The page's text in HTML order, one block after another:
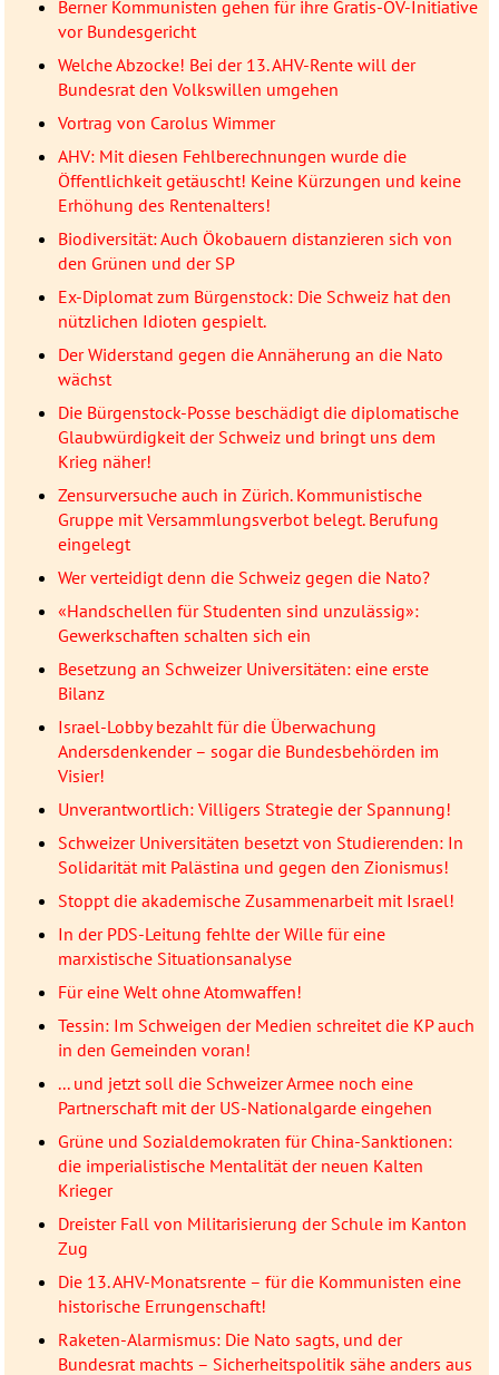
Berner Kommunisten gehen für ihre Gratis-ÖV-Initiative
vor Bundesgericht
Welche Abzocke! Bei der 13. AHV-Rente will der
Bundesrat den Volkswillen umgehen
Vortrag von Carolus Wimmer
AHV: Mit diesen Fehlberechnungen wurde die
Öffentlichkeit getäuscht! Keine Kürzungen und keine
Erhöhung des Rentenalters!
Biodiversität: Auch Ökobauern distanzieren sich von
den Grünen und der SP
Ex-Diplomat zum Bürgenstock: Die Schweiz hat den
nützlichen Idioten gespielt.
Der Widerstand gegen die Annäherung an die Nato
wächst
Die Bürgenstock-Posse beschädigt die diplomatische
Glaubwürdigkeit der Schweiz und bringt uns dem
Krieg näher!
Zensurversuche auch in Zürich. Kommunistische
Gruppe mit Versammlungsverbot belegt. Berufung
eingelegt
Wer verteidigt denn die Schweiz gegen die Nato?
«Handschellen für Studenten sind unzulässig»:
Gewerkschaften schalten sich ein
Besetzung an Schweizer Universitäten: eine erste
Bilanz
Israel-Lobby bezahlt für die Überwachung
Andersdenkender – sogar die Bundesbehörden im
Visier!
Unverantwortlich: Villigers Strategie der Spannung!
Schweizer Universitäten besetzt von Studierenden: In
Solidarität mit Palästina und gegen den Zionismus!
Stoppt die akademische Zusammenarbeit mit Israel!
In der PDS-Leitung fehlte der Wille für eine
marxistische Situationsanalyse
Für eine Welt ohne Atomwaffen!
Tessin: Im Schweigen der Medien schreitet die KP auch
in den Gemeinden voran!
... und jetzt soll die Schweizer Armee noch eine
Partnerschaft mit der US-Nationalgarde eingehen
Grüne und Sozialdemokraten für China-Sanktionen:
die imperialistische Mentalität der neuen Kalten
Krieger
Dreister Fall von Militarisierung der Schule im Kanton
Zug
Die 13. AHV-Monatsrente – für die Kommunisten eine
historische Errungenschaft!
Raketen-Alarmismus: Die Nato sagts, und der
Bundesrat machts – Sicherheitspolitik sähe anders aus